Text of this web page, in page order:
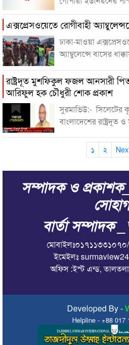
এক্সপ্রেসওয়েতে রোগীবাহী
ঢাকা-মাওয়া
অ্যাম্বুলেন্সে বাসের
রাষ্ট্রদূত মুশফিকুল ফজল আনসারী
আরিফুল হক চৌধুরী শোক প্রকাশ
সুরমাভিউ:- সিলেটের
বাংলাদেশের রাষ্ট্রদূত
১ ২
সম্পাদক ও
বার্তা সম্পাদক
ইমেইলঃ
অফিস :ইস্ট এন্ড,
Developed By -
Helpline - +88 017